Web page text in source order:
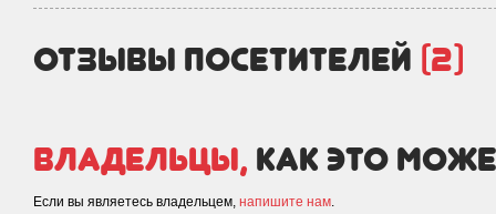
отзывы посетителей (2)
Владельцы, как это
Если вы являетесь владельцем, напишите нам.